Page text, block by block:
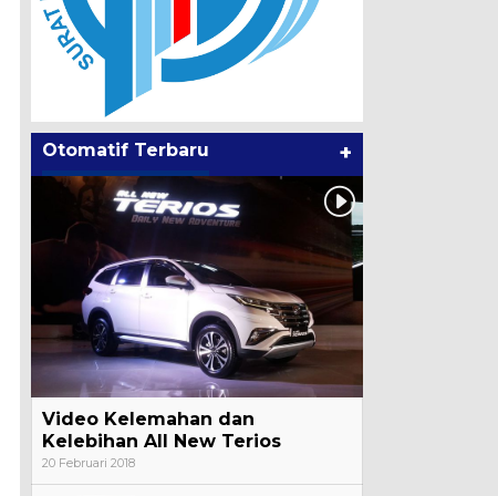
Otomatif Terbaru +
Video Kelemahan dan
Kelebihan All New Terios
20 Februari 2018